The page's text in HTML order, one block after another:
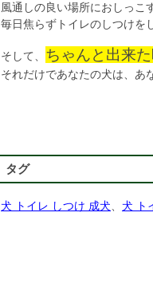
風通しの良い場所におしっこ
毎日焦らずトイレのしつけを
そして、 ちゃんと出来
それだけであなたの犬は、あ
タグ
犬 トイレ しつけ 成犬 犬 ト